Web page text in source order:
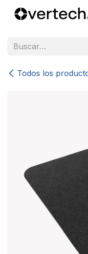
Ir al contenido
Todos los